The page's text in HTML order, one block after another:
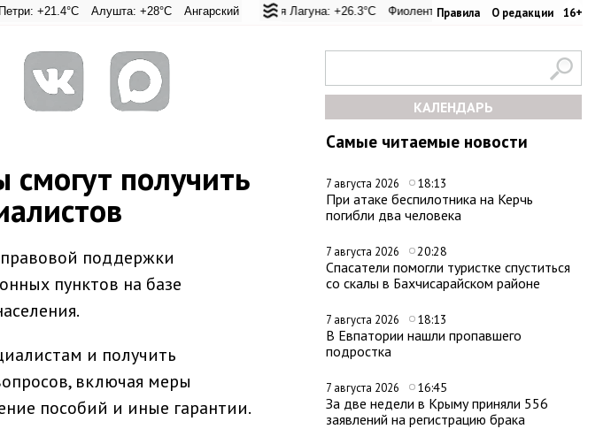
Правила О редакции 16+
Адмиральская Лагуна: +26.3°C Фиолент: +26.6°C Казачья бухта: +26.6°C
Алушта: +28°C Ангарский перевал: +24.9°C Евпатория: +33.8°C Керчь: +31°C Никитский сад:
КАЛЕНДАРЬ
Самые читаемые новости
7 августа 2026 18:13
При атаке беспилотника на Керчь
погибли два человека
7 августа 2026 20:28
Спасатели помогли туристке спуститься
со скалы в Бахчисарайском районе
7 августа 2026 18:13
В Евпатории нашли пропавшего
подростка
7 августа 2026 16:45
За две недели в Крыму приняли 556
заявлений на регистрацию брака
получить
поддержки
пунктов на базе
и получить
включая меры
пособий и иные гарантии.